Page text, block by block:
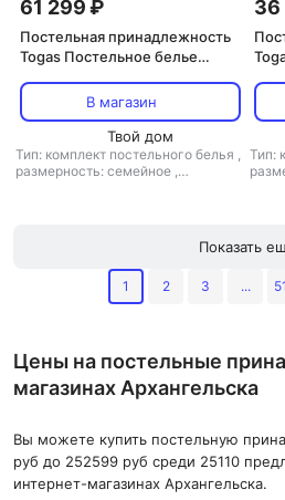
61 299 ₽
Постельная принадлежность
Togas Постельное белье
В магазин
Твой дом
Тип: комплект постельного белья ,
размерность: семейное ,
36
2/
Тип:
Показать
1 2 3 ...
Цены на постельные
магазинах Архангельска
Вы можете купить постельную
руб до 252599 руб среди 25110
интернет-магазинах Архангельска.